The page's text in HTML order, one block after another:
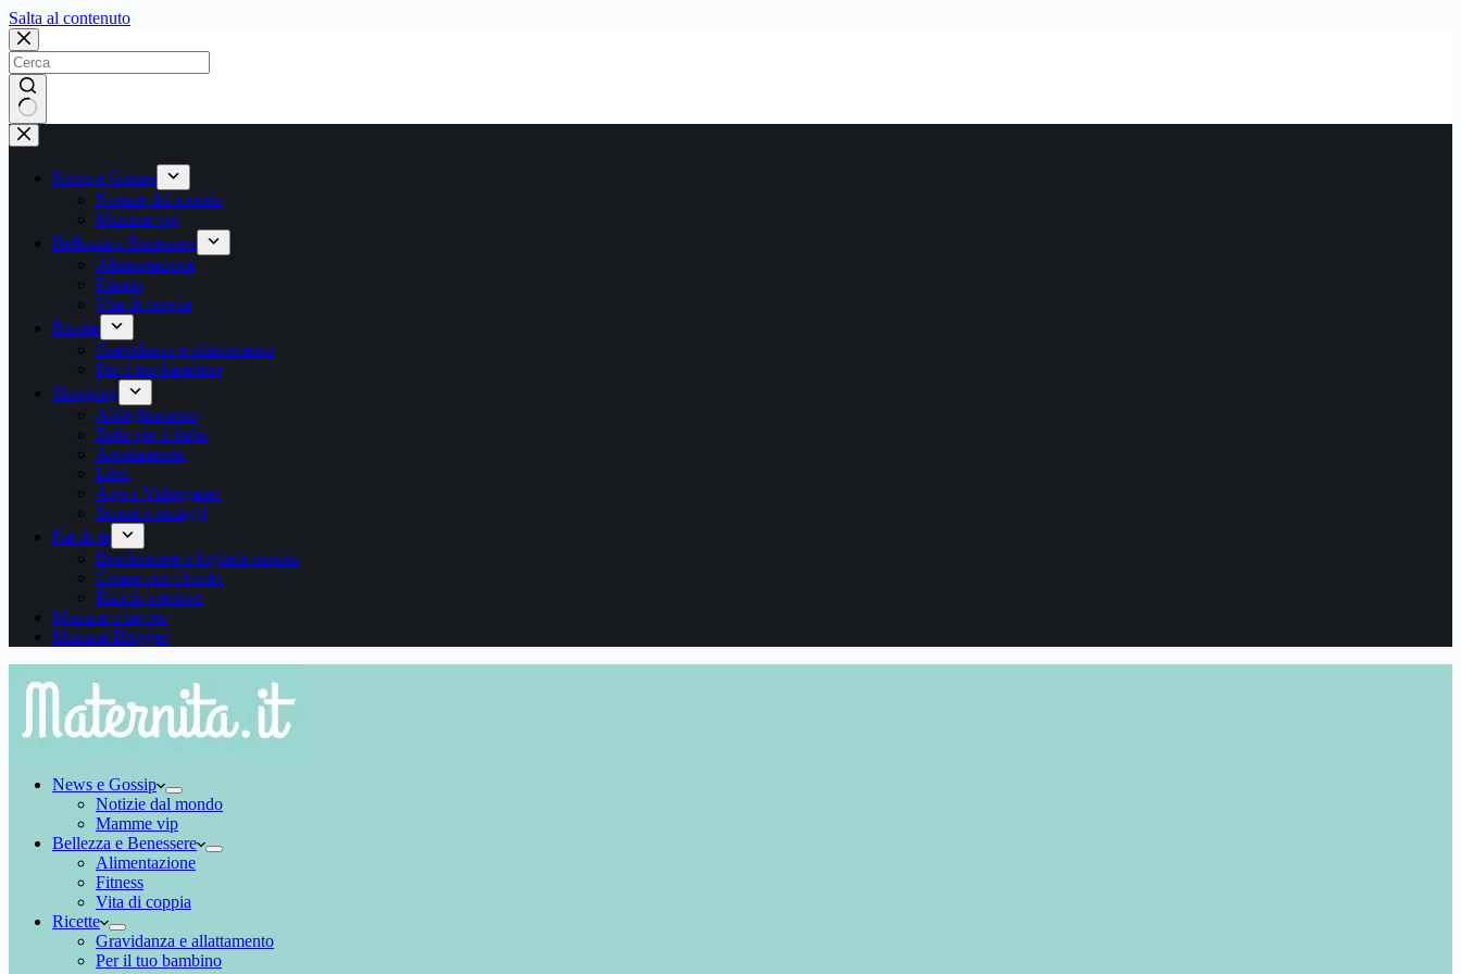
Salta al contenutoSalta
contenuto
Nessun
risultato
News e Gossip
Notizie dal mondo
Mamme vip
Bellezza e Benessere
Alimentazione
Fitness
Vita di coppia
Ricette
Gravidanza e allattamento
Per il tuo bambino
Shopping
Abbigliamento
Tutto per il bebè
Arredamento
Libri
App e Videogame
Sconti e omaggi
Fai da te
Bomboniere e biglietti nascita
Creare con i bimbi
Riciclo creativo
Mamme e lavoro
Mamme Blogger
News e Gossip
Notizie dal mondo
Mamme vip
Bellezza e Benessere
Alimentazione
Fitness
Vita di coppia
Ricette
Gravidanza e allattamento
Per il tuo bambino